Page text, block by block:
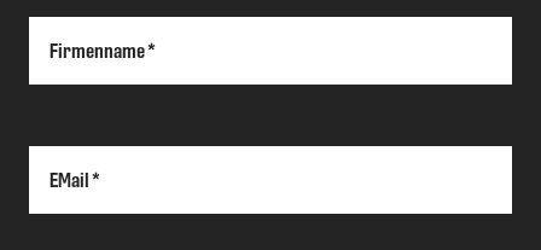
Firmenname *
EMail *